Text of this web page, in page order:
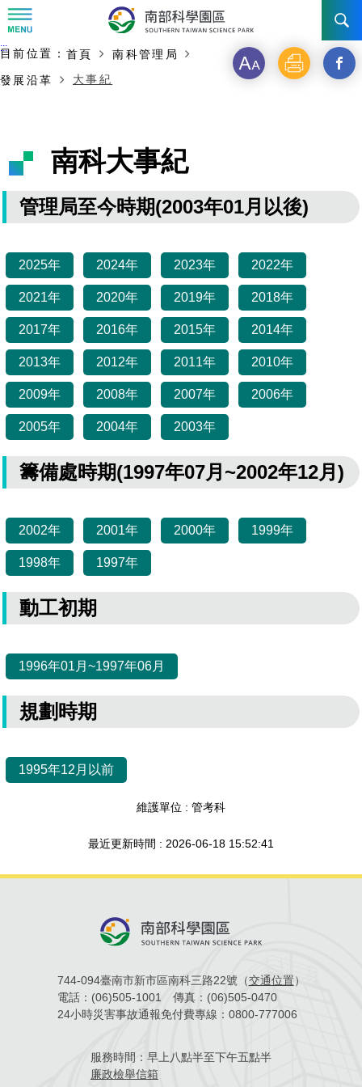
訊息公告
新聞資料專區
徵才公告
招標資訊
園區電子看板專區
發展沿革
大事紀
局長小檔案
局長電子信箱
機關組織
組織法
組織架構
組織職掌
管理局位置
施政主軸
年度工作展望
國家科學及技術委員會重大政策
廉政園地
工作職掌與聯絡管道
廉政反貪、防貪專區
廉政資訊
公職人員及關係人補助交易身分關係公開專區
獲獎記錄
檔案應用專區
檔案應用服務須知
檔案應用及宣導活動
檔案管理局相關連結
WebMail(新)
認識園區
臺南園區
簡介
競爭優勢
土地規劃
水電供應
園區土地廠房宿舍出租資訊
園區資源再生中心
污水處理廠
高雄園區
簡介
競爭優勢
土地規劃
水電供應
園區土地廠房宿舍出租資訊
污水處理廠
橋頭園區
簡介
競爭優勢
土地規劃
水電供應
園區土地廠房宿舍出租資訊
新設園區
交通資訊
機構及廠商名錄
廠商名錄
園區公會資訊
育成中心
文化藝術
公共藝術
南科新港堂
園區生活
園區宿舍簡介
南科實中
人文景觀地圖
南科AI_ROBOT自造基地
南科創業工坊
永續園區
企業社會責任
生態資產
「沙崙生態科學園區生態保育協作平台」公開資訊
網站
工商服務
申請流程及表單
入區申辦流程
申辦案件處理時限
投資業務
工商業務
通關業務
環保管理
建築管理
營建管理
電子公文交換
相關費用
園區事業管理費
土地及廠房租賃
宿舍租金費用
污水費
科學園區廠商服務網
園區課程及獎補助計畫
園區培訓課程
科學園區人才培育補助計畫
敦親睦鄰經費補助
園區參訪申請
性平專區
園區廠商採購資訊
主要內容開始
:::
目前位置： 首頁
南科管理局
發展沿革
大事紀
字 列 另
視
窗
南科大事紀
管理局至今時期(2003年01月以後)
2025年 2024年 2023年 2022年
2021年 2020年 2019年 2018年
2017年 2016年 2015年 2014年
2013年 2012年 2011年 2010年
2009年 2008年 2007年 2006年
2005年 2004年 2003年
籌備處時期(1997年07月~2002年12月)
2002年 2001年 2000年 1999年
1998年 1997年
動工初期
1996年01月~1997年06月
規劃時期
1995年12月以前
維護單位 : 管考科
最近更新時間 : 2026-06-18 15:52:41
744-094臺南市新市區南科三路22號（交通位置）
電話： (06)505-1001 傳真： (06)505-0470
24小時災害事故通報免付費專線： 0800-777006
服務時間： 早上八點半至下午五點半
廉政檢舉信箱